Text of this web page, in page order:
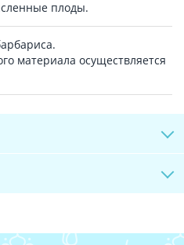
плоды.
материала осуществляется